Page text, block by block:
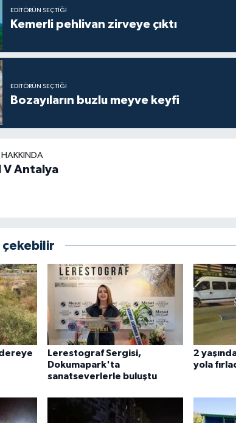
EDITÖRÜN SEÇTIĞI
Kemerli pehlivan zirveye çıktı
EDITÖRÜN SEÇTIĞI
Bozayıların buzlu meyve keyfi
HAKKINDA
V Antalya
çekebilir
Lerestograf Sergisi,
Dokumapark'ta
sanatseverlerle buluştu
2
yola